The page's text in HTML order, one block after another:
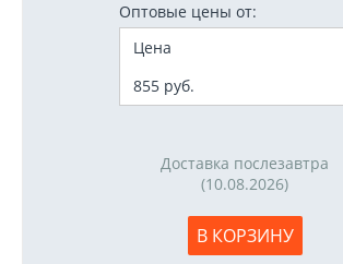
Оптовые цены от:
Цена
855 руб.
Доставка послезавтра
(10.08.2026)
В КОРЗИНУ